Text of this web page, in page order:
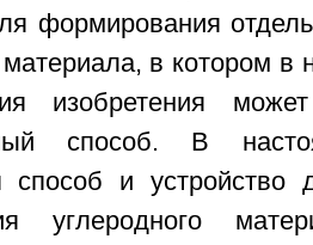
формирования
в котором в
изобретения
способ. В
способ и устройство
углеродного